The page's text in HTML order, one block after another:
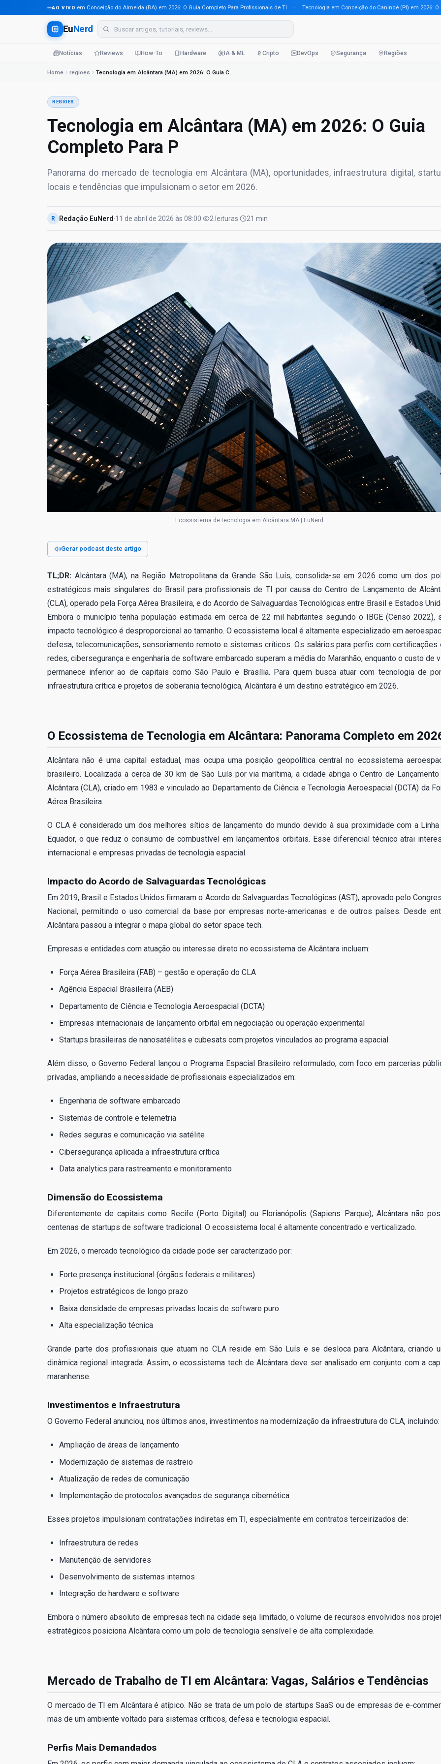
AO VIVO
Tecnologia em Conceição do Almeida (BA) em 2026: O Guia Completo Para Profissionais de TI · Tecnologia em Conceição do Canindé (PI) em 2026: O
EuNerd
Notícias Reviews How-To Hardware IA & ML Cripto DevOps Segurança Regiões
Home regioes Tecnologia em Alcântara (MA) em 2026: O Guia Completo Para P
REGIOES
Tecnologia em Alcântara (MA) em 2026: O Guia
Completo Para P
Panorama do mercado de tecnologia em Alcântara (MA), oportunidades, infraestrutura digital,
locais e tendências que impulsionam o setor em 2026.
R Redação EuNerd ·11 de abril de 2026 às 08:00· 2 leituras· 21 min
Ecossistema de tecnologia em Alcântara MA | EuNerd
Gerar podcast deste artigo
TL;DR: Alcântara (MA), na Região Metropolitana da Grande São Luís, consolida-se em 2026 como um dos
estratégicos mais singulares do Brasil para profissionais de TI por causa do Centro de Lançamento de
(CLA), operado pela Força Aérea Brasileira, e do Acordo de Salvaguardas Tecnológicas entre Brasil e Estados
Embora o município tenha população estimada em cerca de 22 mil habitantes segundo o IBGE (Censo 2022),
impacto tecnológico é desproporcional ao tamanho. O ecossistema local é altamente especializado em
defesa, telecomunicações, sensoriamento remoto e sistemas críticos. Os salários para perfis com certificações
redes, cibersegurança e engenharia de software embarcado superam a média do Maranhão, enquanto o custo de
permanece inferior ao de capitais como São Paulo e Brasília. Para quem busca atuar com tecnologia de
infraestrutura crítica e projetos de soberania tecnológica, Alcântara é um destino estratégico em 2026.
O Ecossistema de Tecnologia em Alcântara: Panorama Completo em
Alcântara não é uma capital estadual, mas ocupa uma posição geopolítica central no ecossistema
brasileiro. Localizada a cerca de 30 km de São Luís por via marítima, a cidade abriga o Centro de
Alcântara (CLA), criado em 1983 e vinculado ao Departamento de Ciência e Tecnologia Aeroespacial (DCTA) da
Aérea Brasileira.
O CLA é considerado um dos melhores sítios de lançamento do mundo devido à sua proximidade com a
Equador, o que reduz o consumo de combustível em lançamentos orbitais. Esse diferencial técnico atrai
internacional e empresas privadas de tecnologia espacial.
Impacto do Acordo de Salvaguardas Tecnológicas
Em 2019, Brasil e Estados Unidos firmaram o Acordo de Salvaguardas Tecnológicas (AST), aprovado pelo
Nacional, permitindo o uso comercial da base por empresas norte-americanas e de outros países. Desde
Alcântara passou a integrar o mapa global do setor space tech.
Empresas e entidades com atuação ou interesse direto no ecossistema de Alcântara incluem:
Força Aérea Brasileira (FAB) – gestão e operação do CLA
Agência Espacial Brasileira (AEB)
Departamento de Ciência e Tecnologia Aeroespacial (DCTA)
Empresas internacionais de lançamento orbital em negociação ou operação experimental
Startups brasileiras de nanosatélites e cubesats com projetos vinculados ao programa espacial
Além disso, o Governo Federal lançou o Programa Espacial Brasileiro reformulado, com foco em parcerias
privadas, ampliando a necessidade de profissionais especializados em:
Engenharia de software embarcado
Sistemas de controle e telemetria
Redes seguras e comunicação via satélite
Cibersegurança aplicada a infraestrutura crítica
Data analytics para rastreamento e monitoramento
Dimensão do Ecossistema
Diferentemente de capitais como Recife (Porto Digital) ou Florianópolis (Sapiens Parque), Alcântara não
centenas de startups de software tradicional. O ecossistema local é altamente concentrado e verticalizado.
Em 2026, o mercado tecnológico da cidade pode ser caracterizado por:
Forte presença institucional (órgãos federais e militares)
Projetos estratégicos de longo prazo
Baixa densidade de empresas privadas locais de software puro
Alta especialização técnica
Grande parte dos profissionais que atuam no CLA reside em São Luís e se desloca para Alcântara, criando
dinâmica regional integrada. Assim, o ecossistema tech de Alcântara deve ser analisado em conjunto com a
maranhense.
Investimentos e Infraestrutura
O Governo Federal anunciou, nos últimos anos, investimentos na modernização da infraestrutura do CLA, incluindo:
Ampliação de áreas de lançamento
Modernização de sistemas de rastreio
Atualização de redes de comunicação
Implementação de protocolos avançados de segurança cibernética
Esses projetos impulsionam contratações indiretas em TI, especialmente em contratos terceirizados de:
Infraestrutura de redes
Manutenção de servidores
Desenvolvimento de sistemas internos
Integração de hardware e software
Embora o número absoluto de empresas tech na cidade seja limitado, o volume de recursos envolvidos nos
estratégicos posiciona Alcântara como um polo de tecnologia sensível e de alta complexidade.
Mercado de Trabalho de TI em Alcântara: Vagas, Salários e Tendências
O mercado de TI em Alcântara é atípico. Não se trata de um polo de startups SaaS ou de empresas de e-
mas de um ambiente voltado para sistemas críticos, defesa e tecnologia espacial.
Perfis Mais Demandados